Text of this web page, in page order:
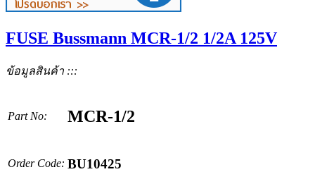
FUSE Bussmann MCR-1/2 1/2A 125V
ข้อมูลสินค้า :::
Part No: MCR-1/2
Order Code: BU10425